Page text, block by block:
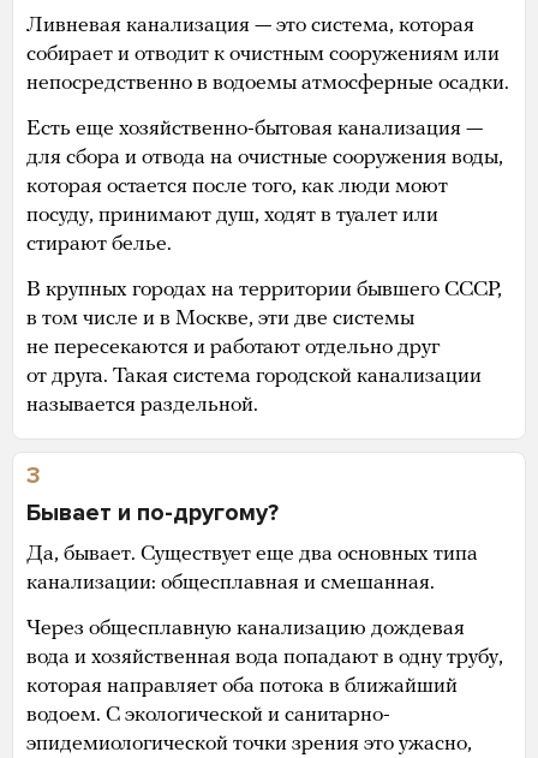
Ливневая канализация — это система, которая
собирает и отводит к очистным сооружениям или
непосредственно в водоемы атмосферные осадки.
Есть еще хозяйственно-бытовая канализация —
для сбора и отвода на очистные сооружения воды,
которая остается после того, как люди моют
посуду, принимают душ, ходят в туалет или
стирают белье.
В крупных городах на территории бывшего СССР,
в том числе и в Москве, эти две системы
не пересекаются и работают отдельно друг
от друга. Такая система городской канализации
называется раздельной.
3
Бывает и по-другому?
Да, бывает. Существует еще два основных типа
канализации: общесплавная и смешанная.
Через общесплавную канализацию дождевая
вода и хозяйственная вода попадают в одну трубу,
которая направляет оба потока в ближайший
водоем. С экологической и санитарно-
эпидемиологической точки зрения это ужасно,